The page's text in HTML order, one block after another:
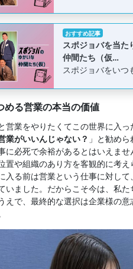
おすすめ記事
スポジョバを当た
仲間たち（仮…
スポジョバをい
める営業の本当の価値
営業をやりたくてこの世界に入
業がいいんじゃない？ 」と勧め
に必死で余裕があるとはいえま
置や組織のあり方を客観的に考え
入る前は営業という仕事に対し
いました。だからこそ今は、私
えで、最終的な選択は企業様の